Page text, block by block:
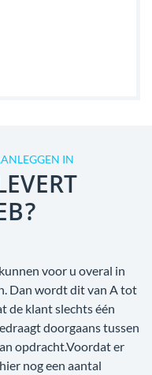
IN
voor u overal in
Dan wordt dit van A tot
de klant slechts één
doorgaans tussen
opdracht.Voordat er
nog een aantal